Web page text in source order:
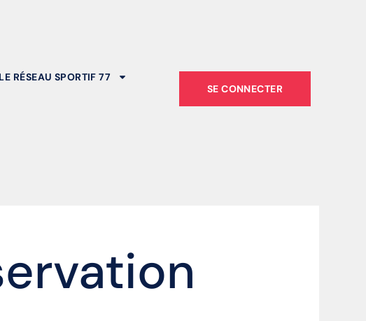
LE RÉSEAU SPORTIF 77
SE CONNECTER